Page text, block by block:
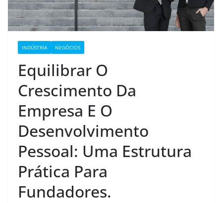
INDÚSTRIA NEGÓCIOS
Equilibrar O
Crescimento Da
Empresa E O
Desenvolvimento
Pessoal: Uma Estrutura
Prática Para
Fundadores.